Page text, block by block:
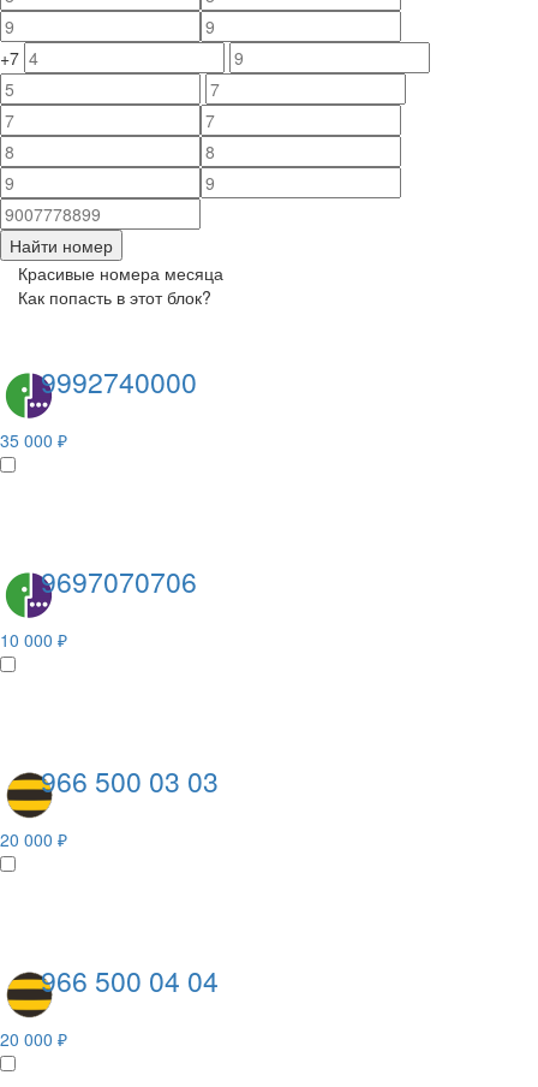
+7
Найти номер
Красивые номера месяца
Как попасть в этот блок?
9992740000
35 000 ₽
9697070706
10 000 ₽
966 500 03 03
20 000 ₽
966 500 04 04
20 000 ₽